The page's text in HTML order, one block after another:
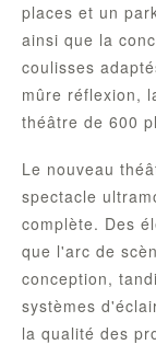
places et un
ainsi que la
coulisses
mûre réflexion,
théâtre de 600
Le nouveau
spectacle
complète. Des
que l'arc de
conception,
systèmes
la qualité des